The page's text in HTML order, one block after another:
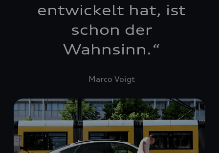
entwickelt hat, ist
schon der
Wahnsinn. “
Marco Voigt